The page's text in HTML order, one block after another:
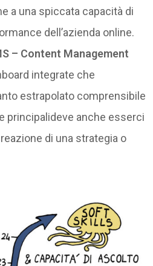
a una spiccata capacità di
dell’azienda online.
– Content Management
integrate che
estrapolato comprensibile
principalideve anche esserci
di una strategia o